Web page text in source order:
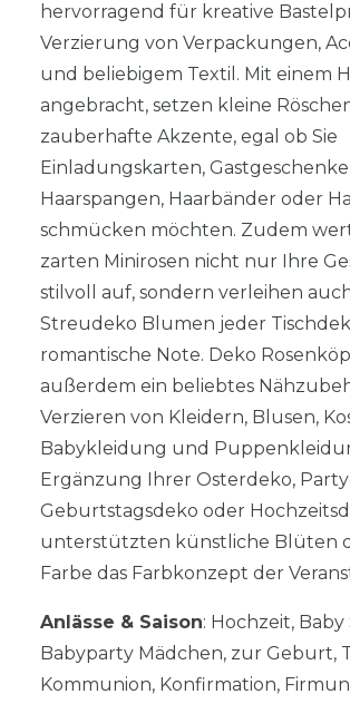
hervorragend für kreative
Verzierung von Verpackungen,
und beliebigem Textil. Mit einem
angebracht, setzen kleine
zauberhafte Akzente, egal ob Sie
Einladungskarten,
Haarspangen, Haarbänder oder
schmücken möchten. Zudem
zarten Minirosen nicht nur Ihre
stilvoll auf, sondern verleihen
Streudeko Blumen jeder
romantische Note. Deko
außerdem ein beliebtes
Verzieren von Kleidern, Blusen,
Babykleidung und
Ergänzung Ihrer Osterdeko,
Geburtstagsdeko oder
unterstützten künstliche Blüten
Farbe das Farbkonzept der
Anlässe & Saison: Hochzeit,
Babyparty Mädchen, zur Geburt,
Kommunion, Konfirmation,